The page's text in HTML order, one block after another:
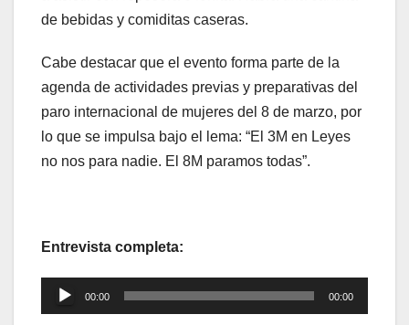
de bebidas y comiditas caseras.
Cabe destacar que el evento forma parte de la
agenda de actividades previas y preparativas del
paro internacional de mujeres del 8 de marzo, por
lo que se impulsa bajo el lema: “El 3M en Leyes
no nos para nadie. El 8M paramos todas”.
Entrevista completa:
Reproductor
de
00:00 00:00